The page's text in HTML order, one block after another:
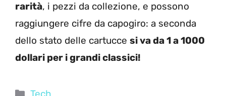
rarità, i pezzi da collezione, e possono
raggiungere cifre da capogiro: a seconda
dello stato delle cartucce si va da 1 a 1000
dollari per i grandi classici!
Categorie